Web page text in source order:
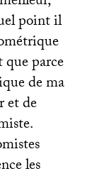
point il
que parce
de ma
et de